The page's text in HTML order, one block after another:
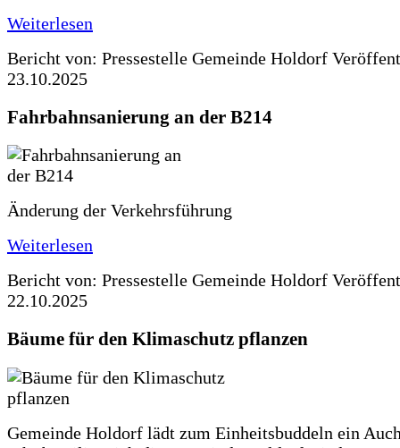
Weiterlesen
Bericht von: Pressestelle Gemeinde Holdorf
23.10.2025
Fahrbahnsanierung an der B214
Änderung der Verkehrsführung
Weiterlesen
Bericht von: Pressestelle Gemeinde Holdorf
22.10.2025
Bäume für den Klimaschutz pflanzen
Gemeinde Holdorf lädt zum Einheitsbuddeln ein